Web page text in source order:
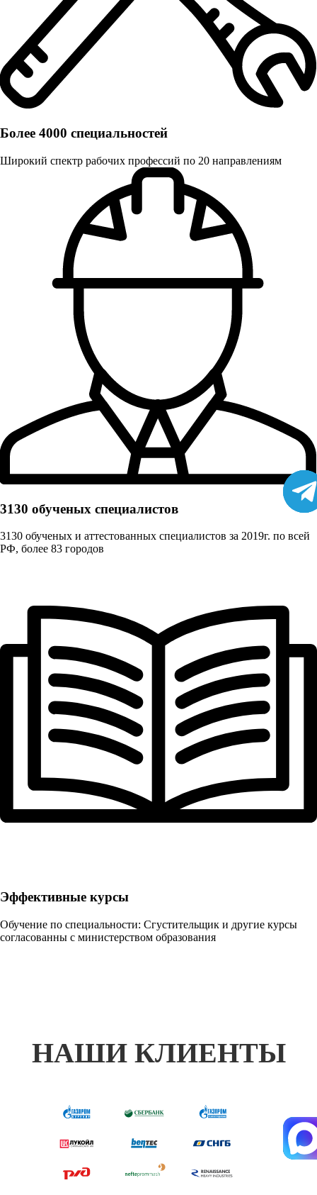
Более 4000 специальностей
Широкий спектр рабочих профессий по 20 направлениям
3130 обученых cпециалистов
3130 обученых и аттестованных специалистов за 2019г. по всей
РФ, более 83 городов
Эффективные курсы
Обучение по специальности: Сгустительщик и другие курсы
согласованны с министерством образования
НАШИ КЛИЕНТЫ